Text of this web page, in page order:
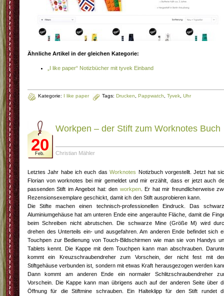
Ähnliche Artikel in der gleichen Kategorie:
„I like paper“ Notizbücher mit tyvek Einband
Kategorie: I like paper Tags: Drucken Pappwatch Tyvek Uhr
20
Feb.
Workpen – der Stift zum Worknotes Buch
Christian Mähler
Letztes Jahr habe ich euch dasWorknotes Notizbuch vorgestellt. Jetzt hat
Florian von worknotes bei mir gemeldet und mir erzählt, dass er jetzt auch
passenden Stift im Angebot hat: den workpen. Er hat mir freundlicherweise
Rezensionsexemplare geschickt, damit ich den Stift ausprobieren kann.
Die Stifte machen einen technisch-professionellen Eindruck. Das
Aluminiumgehäuse hat am unteren Ende eine angerauhte Fläche, damit die
beim Schreiben nicht abrutschen. Die schwarze Mine (Größe M) wird
drehen des Unterteils ein- und ausgefahren. Am anderen Ende befindet sich
Touchpen zur Bedienung von Touch-Bildschirmen wie man sie von Handys
Tablets kennt. Die Kappe mit dem Touchpen kann man abschrauben.
kommt ein Kreuzschraubendreher zum Vorschein, der nicht fest mit
Stiftgehäuse verbunden ist, sondern mit etwas Kraft herausgezogen werden
Dann kommt am anderen Ende ein normaler Schlitzschraubendreher
Vorschein. Die Kappe kann man übrigens auch auf der anderen Seite über
Öffnung für die Stiftmine schrauben. Ein Halteklipp für den Stift rundet